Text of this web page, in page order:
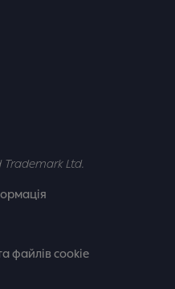
Trademark Ltd.
файлів cookie